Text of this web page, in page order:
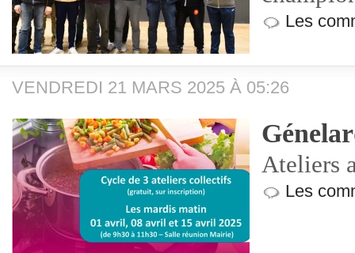
Les
VENDREDI 21 MARS 2025 À 05:26
Ateliers
Les